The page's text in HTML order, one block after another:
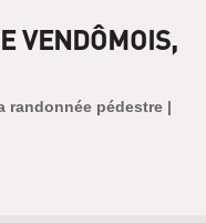
VENDÔMOIS,
randonnée pédestre |